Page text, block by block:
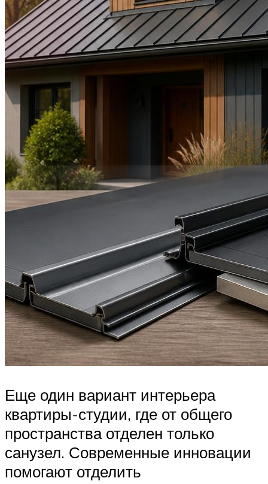
Еще один вариант интерьера
квартиры-студии, где от общего
пространства отделен только
санузел. Современные инновации
помогают отделить